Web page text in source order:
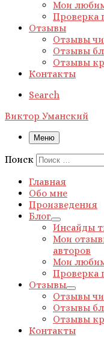
Мои
Проверка
Отзывы
Отзывы
Отзывы
Отзывы
Контакты
Search
Виктор Уманский
Меню
Поиск
Главная
Обо мне
Произведения
Блог
Инсайды
Мои
авторов
Мои
Проверка
Отзывы
Отзывы
Отзывы
Отзывы
Контакты